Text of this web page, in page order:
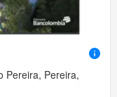
Pereira, Pereira,